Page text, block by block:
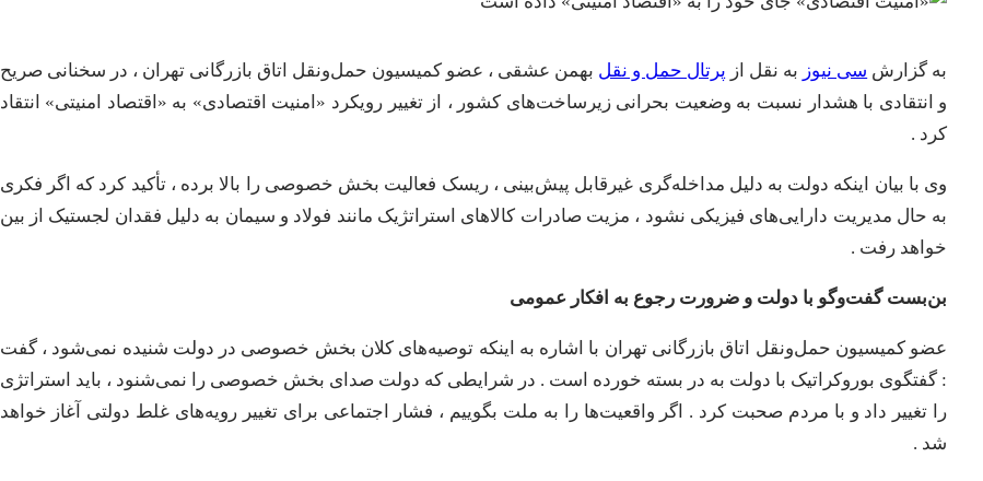
به گزارش سی نیوز به نقل از پرتال حمل و نقل بهمن عشقی ، عضو کمیسیون حمل‌ونقل اتاق بازرگانی تهران ، در سخنانی صریح
و انتقادی با هشدار نسبت به وضعیت بحرانی زیرساخت‌های کشور ، از تغییر رویکرد «امنیت اقتصادی» به «اقتصاد امنیتی» انتقاد
کرد .
وی با بیان اینکه دولت به دلیل مداخله‌گری غیرقابل پیش‌بینی ، ریسک فعالیت بخش خصوصی را بالا برده ، تأکید کرد که اگر فکری
به حال مدیریت دارایی‌های فیزیکی نشود ، مزیت صادرات کالاهای استراتژیک مانند فولاد و سیمان به دلیل فقدان لجستیک از بین
خواهد رفت .
​بن‌بست گفت‌وگو با دولت و ضرورت رجوع به افکار عمومی
​عضو کمیسیون حمل‌ونقل اتاق بازرگانی تهران با اشاره به اینکه توصیه‌های کلان بخش خصوصی در دولت شنیده نمی‌شود ، گفت
: گفتگوی بوروکراتیک با دولت به در بسته خورده است . در شرایطی که دولت صدای بخش خصوصی را نمی‌شنود ، باید استراتژی
را تغییر داد و با مردم صحبت کرد . اگر واقعیت‌ها را به ملت بگوییم ، فشار اجتماعی برای تغییر رویه‌های غلط دولتی آغاز خواهد
شد .